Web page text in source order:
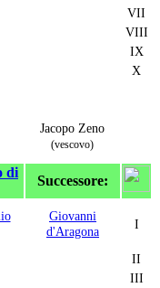
VII
VIII
IX
X
Jacopo Zeno
(vescovo)
di
Successore:
Giovanni
d'Aragona
I
II
III